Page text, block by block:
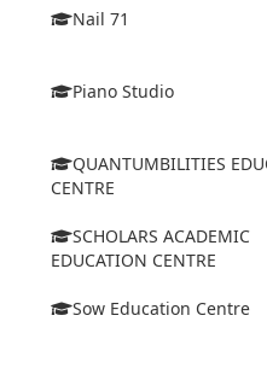
Nail 71
Piano Studio
QUANTUMBILITIES
CENTRE
SCHOLARS ACADEMIC
EDUCATION CENTRE
Sow Education Centre